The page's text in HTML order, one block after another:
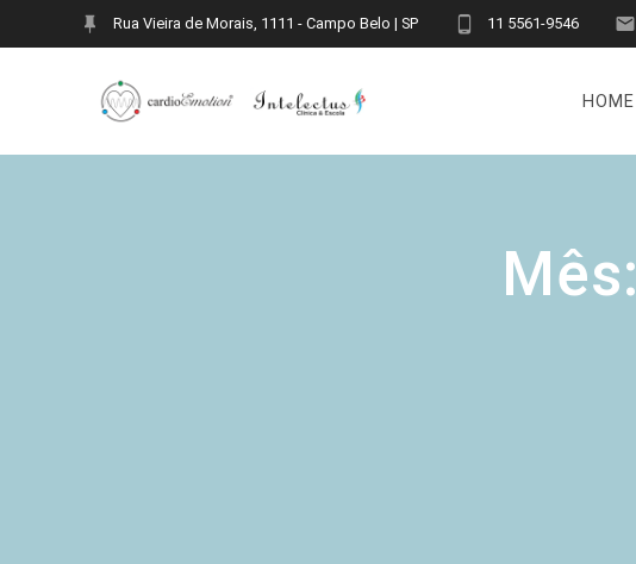
Rua Vieira de Morais, 1111 - Campo Belo | SP 11 5561-9546
HOME
Mês: